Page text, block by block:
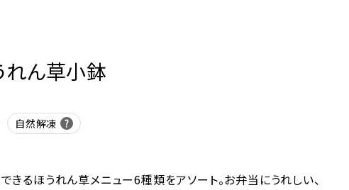
れん草小鉢
自然解凍
きるほうれん草メニュー6種類をアソート。お弁当にうれしい、